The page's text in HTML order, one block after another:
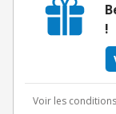
!
Voir les conditions